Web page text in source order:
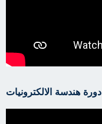
دورة هندسة الالكترونيات